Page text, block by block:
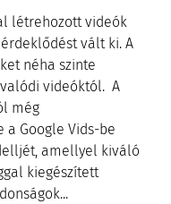
létrehozott videók
vált ki. A
néha szinte
videóktól. A
még
a Google Vids-be
amellyel kiváló
kiegészített